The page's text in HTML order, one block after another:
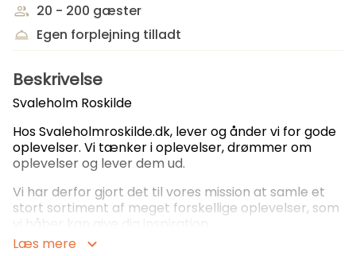
20 - 200 gæster
Egen forplejning tilladt
Beskrivelse
Svaleholm Roskilde
HosSvaleholmroskilde.dk, lever og ånder vi for gode
oplevelser. Vi tænker i oplevelser, drømmer om
oplevelser og lever dem ud.
Vi har derfor gjort det til vores mission at samle et
stort sortiment af meget forskellige oplevelser, som
vi håber kan give dig inspiration.
Læs mere